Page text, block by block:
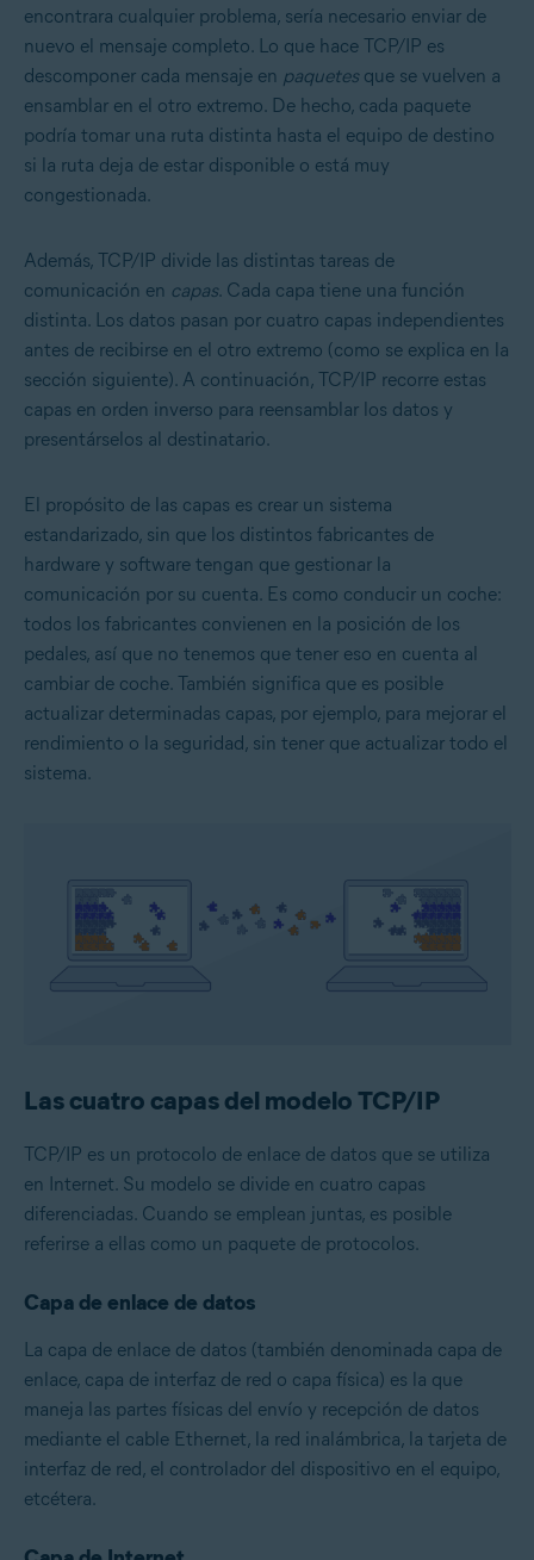
encontrara cualquier problema, sería necesario enviar de
nuevo el mensaje completo. Lo que hace TCP/IP es
descomponer cada mensaje en paquetesque se vuelven a
ensamblar en el otro extremo. De hecho, cada paquete
podría tomar una ruta distinta hasta el equipo de destino
si la ruta deja de estar disponible o está muy
congestionada.
Además, TCP/IP divide las distintas tareas de
comunicación en capas. Cada capa tiene una función
distinta. Los datos pasan por cuatro capas independientes
antes de recibirse en el otro extremo (como se explica en la
sección siguiente). A continuación, TCP/IP recorre estas
capas en orden inverso para reensamblar los datos y
presentárselos al destinatario.
El propósito de las capas es crear un sistema
estandarizado, sin que los distintos fabricantes de
hardware y software tengan que gestionar la
comunicación por su cuenta. Es como conducir un coche:
todos los fabricantes convienen en la posición de los
pedales, así que no tenemos que tener eso en cuenta al
cambiar de coche. También significa que es posible
actualizar determinadas capas, por ejemplo, para mejorar el
rendimiento o la seguridad, sin tener que actualizar todo el
sistema.
Las cuatro capas del modelo TCP/IP
TCP/IP es un protocolo de enlace de datos que se utiliza
en Internet. Su modelo se divide en cuatro capas
diferenciadas. Cuando se emplean juntas, es posible
referirse a ellas como un paquete de protocolos.
Capa de enlace de datos
La capa de enlace de datos (también denominada capa de
enlace, capa de interfaz de red o capa física) es la que
maneja las partes físicas del envío y recepción de datos
mediante el cable Ethernet, la red inalámbrica, la tarjeta de
interfaz de red, el controlador del dispositivo en el equipo,
etcétera.